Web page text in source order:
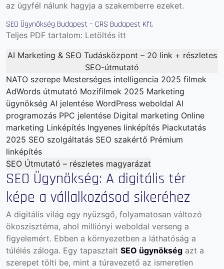
az ügyfél nálunk hagyja a szakemberre ezeket.
SEO Ügynökség Budapest – CRS Budapest Kft.
Teljes PDF tartalom: Letöltés itt
AI Marketing & SEO Tudásközpont – 20 link + részletes
SEO-útmutató
NATO szerepe Mesterséges intelligencia 2025 filmek
AdWords útmutató Mozifilmek 2025 Marketing
ügynökség AI jelentése WordPress weboldal AI
programozás PPC jelentése Digital marketing Online
marketing Linképítés Ingyenes linképítés Piackutatás
2025 SEO szolgáltatás SEO szakértő Prémium
linképítés
SEO Útmutató – részletes magyarázat
SEO Ügynökség: A digitális tér
képe a vállalkozásod sikeréhez
A digitális világ egy nyüzsgő, folyamatosan változó
ökoszisztéma, ahol milliónyi weboldal verseng a
figyelemért. Ebben a környezetben a láthatóság a
túlélés záloga. Egy tapasztalt SEO ügynökség azt a
szerepet tölti be, mint a túravezető az ismeretlen